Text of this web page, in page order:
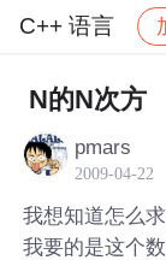
C++ 语言
社区 C++ 语
N的N次方
pmars
2009-04-22
我想知道怎么
我要的是这个